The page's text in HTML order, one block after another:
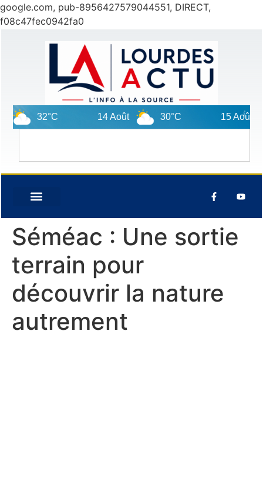
google.com, pub-8956427579044551, DIRECT,
f08c47fec0942fa0
32°C 14 Août 30°C 15 Août
Séméac : Une sortie
terrain pour
découvrir la nature
autrement